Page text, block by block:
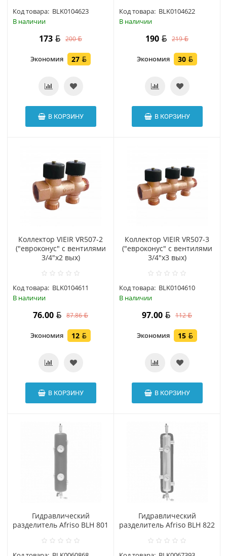
Код товара: BLK0104623
В наличии
173 200
Экономия 27
В КОРЗИНУ
Код товара: BLK0104622
В наличии
190 219
Экономия 30
В КОРЗИНУ
Коллектор VIEIR VR507-2
("евроконус" с вентилями
3/4"x2 вых)
Код товара: BLK0104611
В наличии
76.00 87.86
Экономия 12
В КОРЗИНУ
Коллектор VIEIR VR507-3
("евроконус" с вентилями
3/4"x3 вых)
Код товара: BLK0104610
В наличии
97.00 112
Экономия 15
В КОРЗИНУ
Гидравлический
разделитель Afriso BLH 801
Гидравлический
разделитель Afriso BLH 822